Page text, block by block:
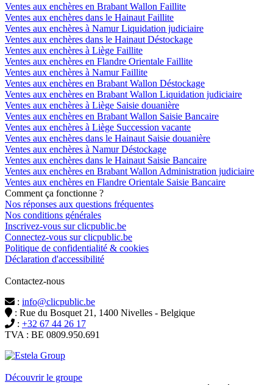
Ventes aux enchères en Brabant Wallon Faillite
Ventes aux enchères dans le Hainaut Faillite
Ventes aux enchères à Namur Liquidation judiciaire
Ventes aux enchères dans le Hainaut Déstockage
Ventes aux enchères à Liège Faillite
Ventes aux enchères en Flandre Orientale Faillite
Ventes aux enchères à Namur Faillite
Ventes aux enchères en Brabant Wallon Déstockage
Ventes aux enchères en Brabant Wallon Liquidation judiciaire
Ventes aux enchères à Liège Saisie douanière
Ventes aux enchères en Brabant Wallon Saisie Bancaire
Ventes aux enchères à Liège Succession vacante
Ventes aux enchères dans le Hainaut Saisie douanière
Ventes aux enchères à Namur Déstockage
Ventes aux enchères dans le Hainaut Saisie Bancaire
Ventes aux enchères en Brabant Wallon Administration judiciaire
Ventes aux enchères en Flandre Orientale Saisie Bancaire
Comment ça fonctionne ?
Nos réponses aux questions fréquentes
Nos conditions générales
Inscrivez-vous sur clicpublic.be
Connectez-vous sur clicpublic.be
Politique de confidentialité & cookies
Déclaration d'accessibilité
Contactez-nous
: info@clicpublic.be
: Rue du Bosquet 21, 1400 Nivelles - Belgique
: +32 67 44 26 17
TVA : BE 0809.950.691
Découvrir le groupe